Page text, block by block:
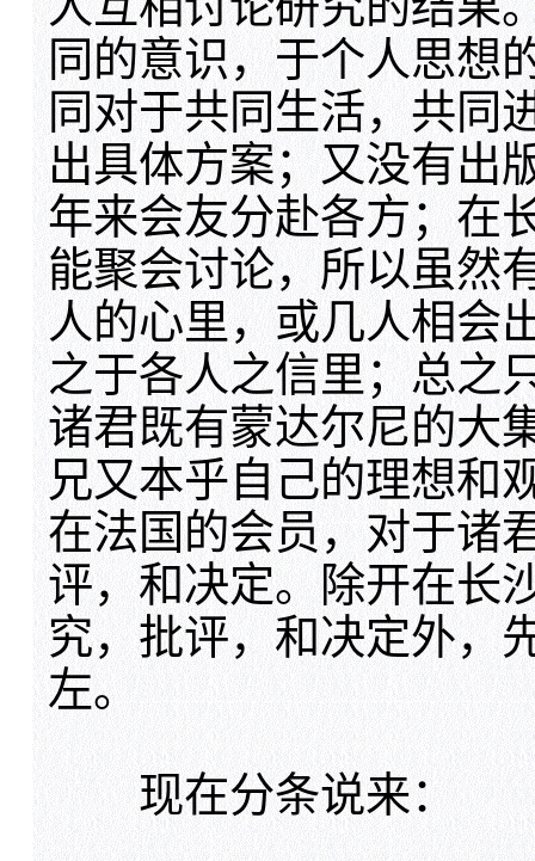
同的意识，于个人思想
同对于共同生活，共同
出具体方案；又没有出
年来会友分赴各方；在
能聚会讨论，所以虽然
人的心里，或几人相会
之于各人之信里；总之
诸君既有蒙达尔尼的大
兄又本乎自己的理想和
在法国的会员，对于诸
评，和决定。除开在长
究，批评，和决定外，
左。
现在分条说来：